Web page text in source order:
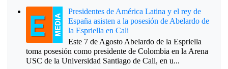
Presidentes de América Latina y el rey de
España asisten a la posesión de Abelardo de
la Espriella en Cali
Este 7 de Agosto Abelardo de la Espriella
toma posesión como presidente de Colombia en la Arena
USC de la Universidad Santiago de Cali, en u...